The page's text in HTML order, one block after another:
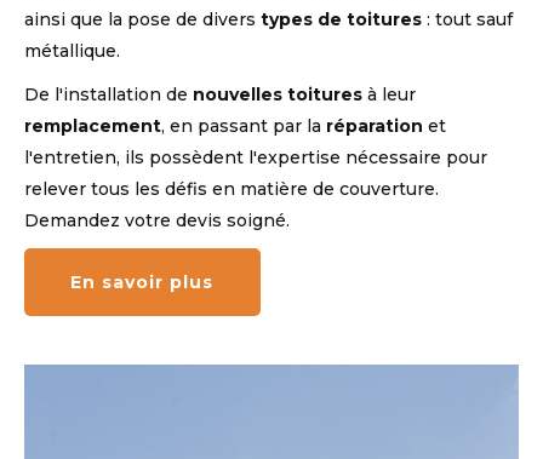
ainsi que la pose de divers types de toitures : tout sauf
métallique.
De l'installation de nouvelles toitures à leur
remplacement, en passant par la réparation et
l'entretien, ils possèdent l'expertise nécessaire pour
relever tous les défis en matière de couverture.
Demandez votre devis soigné.
En savoir plus